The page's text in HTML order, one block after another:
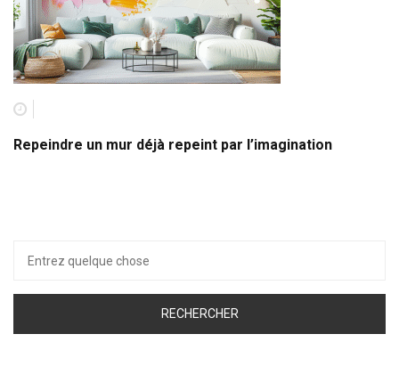
Repeindre un mur déjà repeint par l’imagination
pour :